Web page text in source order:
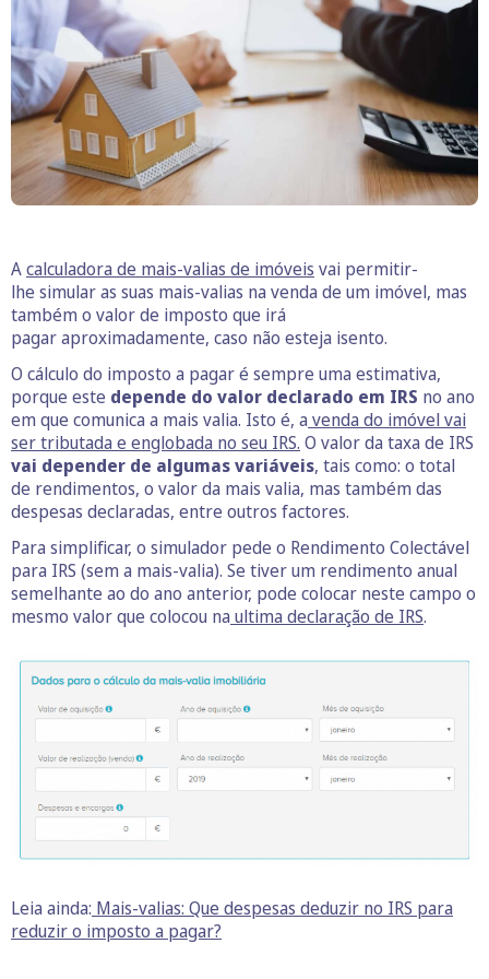
Acalculadora de mais-valias de imóveis vai permitir-
lhe simular as suas mais-valias na venda de um imóvel, mas
também o valor de imposto que irá
pagar aproximadamente, caso não esteja isento.
O cálculo do imposto a pagar é sempre uma estimativa,
porque este depende do valor declarado em IRS no ano
em que comunica a mais valia. Isto é, a venda do imóvel vai
ser tributada e englobada no seu IRS. O valor da taxa de IRS
vai depender de algumas variáveis, tais como: o total
de rendimentos, o valor da mais valia, mas também das
despesas declaradas, entre outros factores.
Para simplificar, o simulador pede o Rendimento Colectável
para IRS (sem a mais-valia). Se tiver um rendimento anual
semelhante ao do ano anterior, pode colocar neste campo o
mesmo valor que colocou na ultima declaração de IRS.
Leia ainda: Mais-valias: Que despesas deduzir no IRS para
reduzir o imposto a pagar?